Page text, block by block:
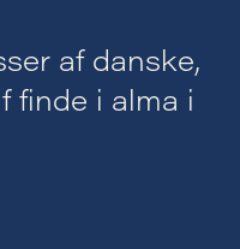
af danske,
finde i alma i